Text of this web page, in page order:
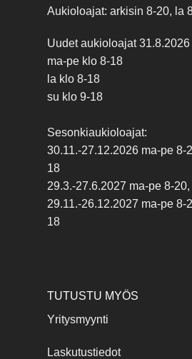
Aukioloajat: arkisin 8-20, la
Uudet aukioloajat
ma-pe klo 8-18
la klo 8-18
su klo 9-18
Sesonkiaukioloajat:
30.11.-27.12.2026 ma-pe 8-
18
29.3.-27.6.2027 ma-pe 8-
29.11.-26.12.2027 ma-pe 8-
18
TUTUSTU MYÖS
Yritysmyynti
Laskutustiedot